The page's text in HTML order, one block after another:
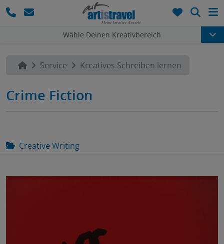
Wähle Deinen Kreativbereich
Service Kreatives Schreiben lernen
Crime Fiction
Creative Writing